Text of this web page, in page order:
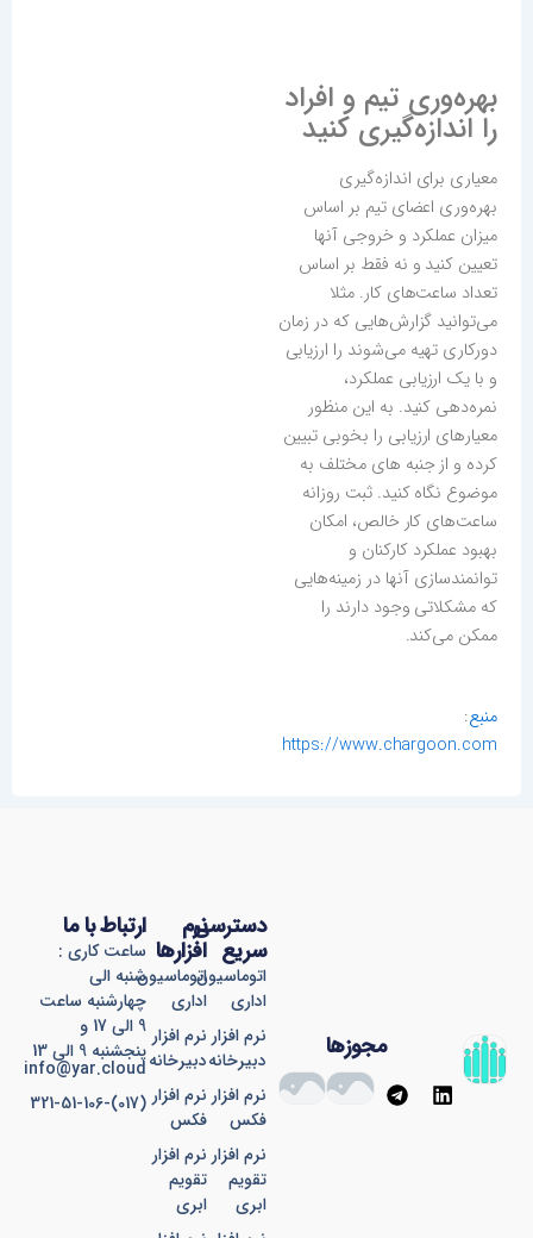
بهره‌وری تیم و افراد
را اندازه‌گیری کنید
معیاری برای اندازه‌گیری
بهره‌وری اعضای تیم بر اساس
میزان عملکرد و خروجی آنها
تعیین کنید و نه فقط بر اساس
تعداد ساعت‌های کار. مثلا
می‌توانید گزارش‌هایی که در زمان
دورکاری تهیه می‌شوند را ارزیابی
و با یک ارزیابی عملکرد،
نمره‌دهی کنید. به این منظور
معیارهای ارزیابی را بخوبی تبیین
کرده و از جنبه های مختلف به
موضوع نگاه کنید. ثبت روزانه
ساعت‌های کار خالص، امکان
بهبود عملکرد کارکنان و
توانمند‌سازی آنها در زمینه‌هایی
که مشکلاتی وجود دارند را
ممکن می‌کند.
منبع:
https://www.chargoon.com
نرم
افزارها
اتوماسیون
اداری
نرم افزار
دبیرخانه
نرم افزار
فکس
نرم افزار
تقویم
ابری
دسترسی
سریع
اتوماسیون
اداری
نرم افزار
دبیرخانه
نرم افزار
فکس
نرم افزار
تقویم
ابری
ارتباط با ما
ساعت کاری :
شنبه الی
چهارشنبه ساعت
9 الی 17 و
پنجشنبه 9 الی 13
info@yar.cloud
(017)-321-51-106
مجوزها
L
i
T
e